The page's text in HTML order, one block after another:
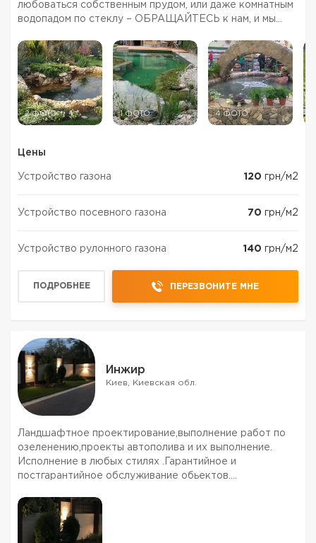
любоваться собственным прудом, или даже комнатным
водопадом по стеклу – ОБРАЩАЙТЕСЬ к нам, и мы
профессионалов предлагает широкий спектр услуг, а
многолетний опыт ...
2 ФОТО 1 ФОТО 4 ФОТО
Цены
Устройство газона 120 грн/м2
Устройство посевного газона 70 грн/м2
Устройство рулонного газона 140 грн/м2
ПОДРОБНЕЕ ПЕРЕЗВОНИТЕ МНЕ
Инжир
Киев, Киевская обл.
Ландшафтное проектирование,выполнение работ по
озеленению,проекты автополива и их выполнение.
Исполнение в любых стилях .Гарантийное и
постгарантийное обслуживание обьектов.
обьектов.Работали в разных областях страны и за
рубежом.Недорого.Торг уме...